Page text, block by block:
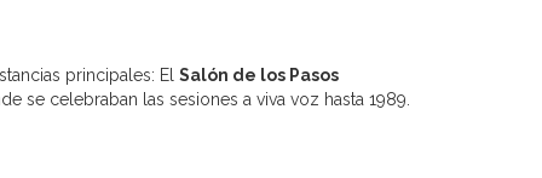
principales: El Salón de los Pasos
se celebraban las sesiones a viva voz hasta 1989.